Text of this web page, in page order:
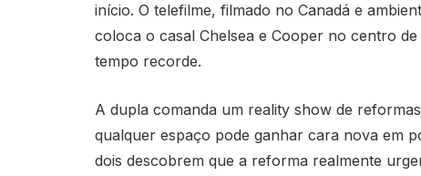
início. O telefilme, filmado no Canadá e
coloca o casal Chelsea e Cooper no centro
tempo recorde.
A dupla comanda um reality show de
qualquer espaço pode ganhar cara nova em
dois descobrem que a reforma realmente